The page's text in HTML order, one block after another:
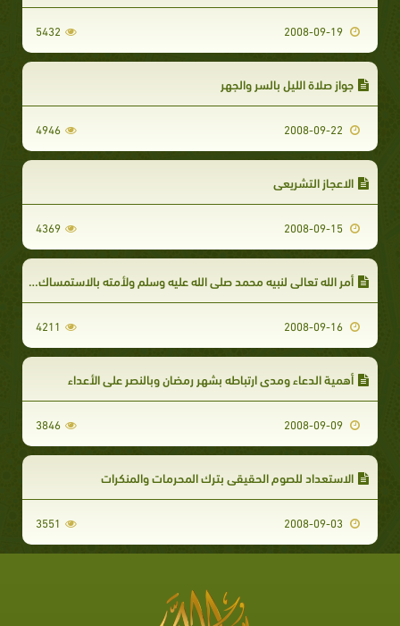
5432
جواز صلاة الليل بالسر والجهر
4946
الاعجاز التشريعي
4369
أمر الله تعالى لنبيه محمد صلى الله عليه وسلم ولأمته بالاستمساك بالقرآن
4211
أهمية الدعاء ومدى ارتباطه بشهر رمضان وبالنصر على الأعداء
3846
الاستعداد للصوم الحقيقي بترك المحرمات والمنكرات
3551